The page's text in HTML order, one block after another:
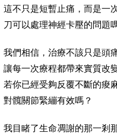
這不只是短暫止痛，而是一
刀可以處理神經卡壓的問題
我們相信，治療不該只是頭
讓每一次療程都帶來實質改
若你已經受夠反覆不斷的痠
對髖關節緊繃有效嗎？
我目睹了生命凋謝的那一剎